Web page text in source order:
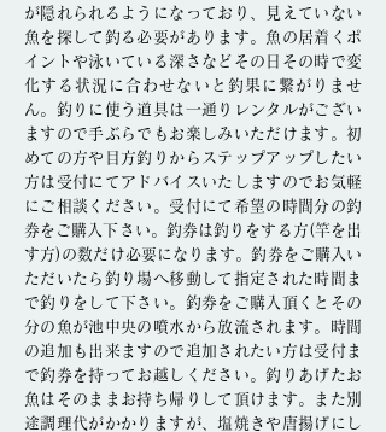
が隠れられるようになっており、見えていない
魚を探して釣る必要があります。魚の居着くポ
イントや泳いている深さなどその日その時で変
化する状況に合わせないと釣果に繋がりませ
ん。釣りに使う道具は一通りレンタルがござい
ますので手ぶらでもお楽しみいただけます。初
めての方や目方釣りからステップアップしたい
方は受付にてアドバイスいたしますのでお気軽
にご相談ください。受付にて希望の時間分の釣
券をご購入下さい。釣券は釣りをする方(竿を出
す方)の数だけ必要になります。釣券をご購入い
ただいたら釣り場へ移動して指定された時間ま
で釣りをして下さい。釣券をご購入頂くとその
分の魚が池中央の噴水から放流されます。時間
の追加も出来ますので追加されたい方は受付ま
で釣券を持ってお越しください。釣りあげたお
魚はそのままお持ち帰りして頂けます。また別
途調理代がかかりますが、塩焼きや唐揚げにし